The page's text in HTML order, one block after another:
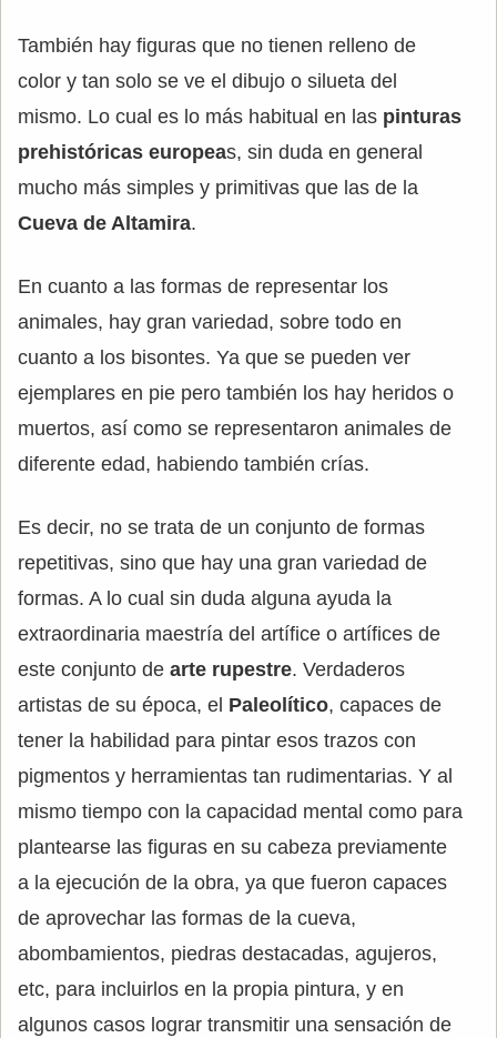
También hay figuras que no tienen relleno de
color y tan solo se ve el dibujo o silueta del
mismo. Lo cual es lo más habitual en las pinturas
prehistóricas europeas, sin duda en general
mucho más simples y primitivas que las de la
Cueva de Altamira.
En cuanto a las formas de representar los
animales, hay gran variedad, sobre todo en
cuanto a los bisontes. Ya que se pueden ver
ejemplares en pie pero también los hay heridos o
muertos, así como se representaron animales de
diferente edad, habiendo también crías.
Es decir, no se trata de un conjunto de formas
repetitivas, sino que hay una gran variedad de
formas. A lo cual sin duda alguna ayuda la
extraordinaria maestría del artífice o artífices de
este conjunto de arte rupestre. Verdaderos
artistas de su época, el Paleolítico, capaces de
tener la habilidad para pintar esos trazos con
pigmentos y herramientas tan rudimentarias. Y al
mismo tiempo con la capacidad mental como para
plantearse las figuras en su cabeza previamente
a la ejecución de la obra, ya que fueron capaces
de aprovechar las formas de la cueva,
abombamientos, piedras destacadas, agujeros,
etc, para incluirlos en la propia pintura, y en
algunos casos lograr transmitir una sensación de